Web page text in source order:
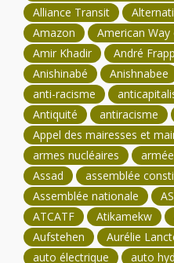
Alliance Transit
Amazon
American
Amir Khadir
André
Anishinabé
Anishnabee
anti-racisme
Antiquité
antiracisme
Appel des mairesses et
armes nucléaires
armée
Assad
assemblée
Assemblée nationale
ATCATF
Atikamekw
Aufstehen
Aurélie
auto électrique
auto